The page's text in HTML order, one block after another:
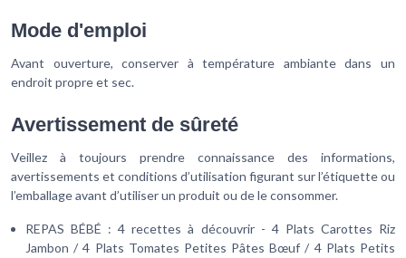
Mode d'emploi
Avant ouverture, conserver à température ambiante dans un
endroit propre et sec.
Avertissement de sûreté
Veillez à toujours prendre connaissance des informations,
avertissements et conditions d’utilisation figurant sur l’étiquette ou
l’emballage avant d’utiliser un produit ou de le consommer.
REPAS BÉBÉ : 4 recettes à découvrir - 4 Plats Carottes Riz
Jambon / 4 Plats Tomates Petites Pâtes Bœuf / 4 Plats Petits